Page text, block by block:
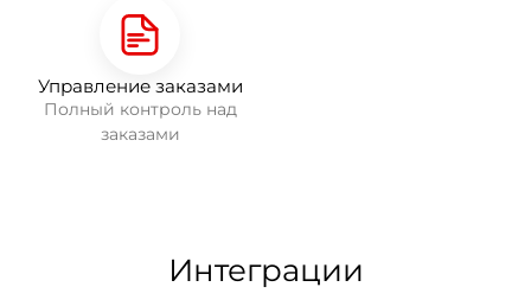
Управление заказами
Полный контроль над
заказами
Интеграции